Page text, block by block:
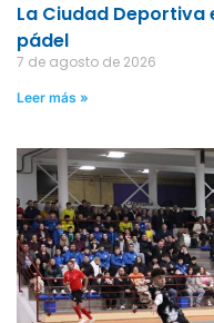
La Ciudad
pádel
7 de agosto de 2026
Leer más »